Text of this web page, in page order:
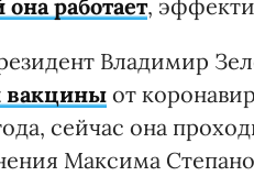
работает,
Владимир
вакциныот
сейчас она
Максима